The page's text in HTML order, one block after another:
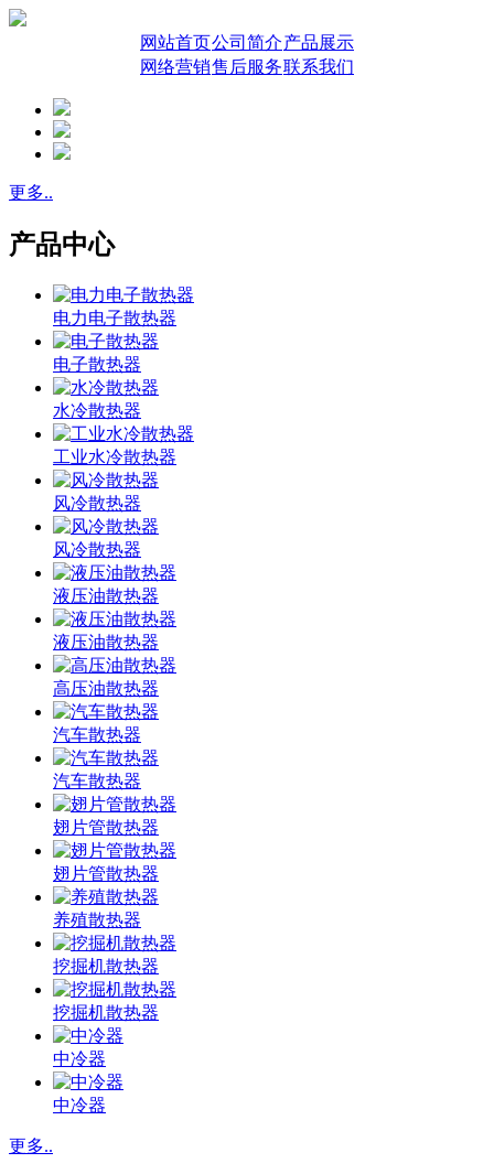
网站首页公司简介产品展示
网络营销售后服务联系我们
更多..
产品中心
电力电子散热器
电子散热器
水冷散热器
工业水冷散热器
风冷散热器
风冷散热器
液压油散热器
液压油散热器
高压油散热器
汽车散热器
汽车散热器
翅片管散热器
翅片管散热器
养殖散热器
挖掘机散热器
挖掘机散热器
中冷器
中冷器
更多..